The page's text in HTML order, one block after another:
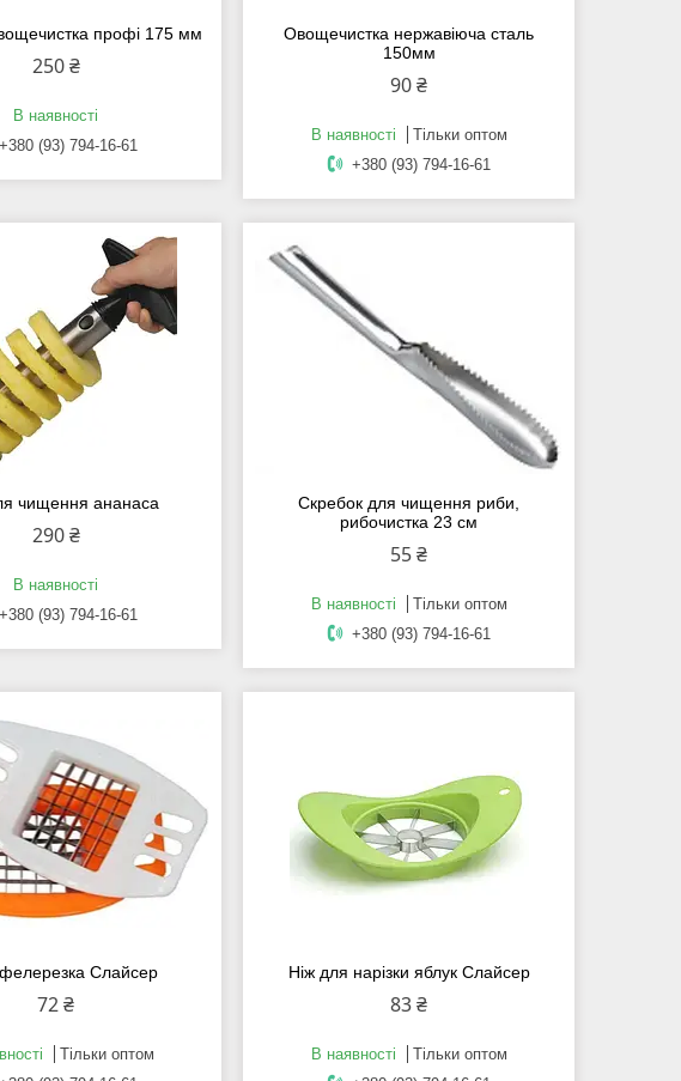
профі 175 мм
250 ₴
В наявності
+380 (93) 794-16-61
Овощечистка нержавіюча сталь
150мм
90 ₴
В наявності
Тільки оптом
+380 (93) 794-16-61
чищення ананаса
290 ₴
В наявності
+380 (93) 794-16-61
Скребок для чищення риби,
рибочистка 23 см
55 ₴
В наявності
Тільки оптом
+380 (93) 794-16-61
Слайсер
72 ₴
Тільки оптом
Ніж для нарізки яблук Слайсер
83 ₴
В наявності
Тільки оптом